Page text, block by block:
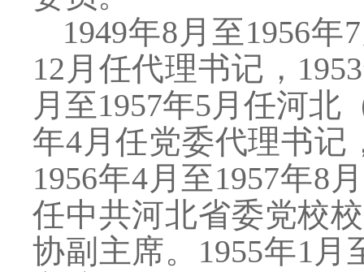
1949年8月至1956
12月任代理书记，
月至1957年5月任河北
年4月任党委代理书记
1956年4月至1957年8
任中共河北省委党校
协副主席。1955年1月